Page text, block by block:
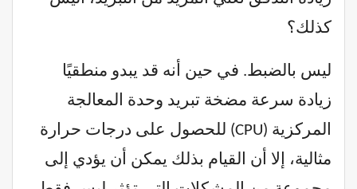
كذلك؟
ليس بالضبط. في حين أنه قد يبدو منطقيًا
زيادة سرعة مضخة تبريد وحدة المعالجة
المركزية (CPU) للحصول على درجات حرارة
مثالية، إلا أن القيام بذلك يمكن أن يؤدي إلى